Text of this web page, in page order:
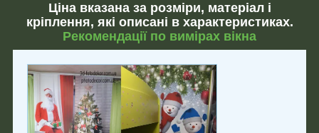
Ціна вказана за розміри, матеріал і
кріплення, які описані в характеристиках.
Рекомендації по вимірах вікна